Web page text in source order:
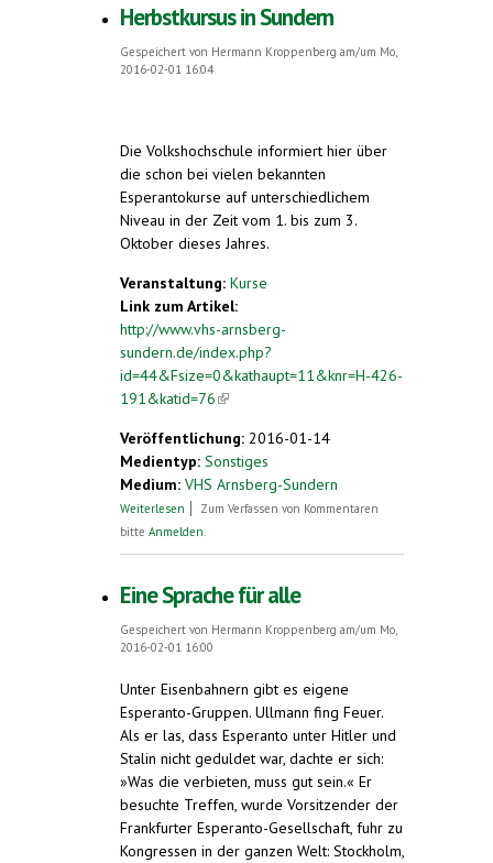
Herbstkursus in Sundern
Gespeichert von Hermann Kroppenberg am/um Mo,
2016-02-01 16:04
Die Volkshochschule informiert hier über
die schon bei vielen bekannten
Esperantokurse auf unterschiedlichem
Niveau in der Zeit vom 1. bis zum 3.
Oktober dieses Jahres.
Veranstaltung: Kurse
Link zum Artikel:
http://www.vhs-arnsberg-
sundern.de/index.php?
id=44&Fsize=0&kathaupt=11&knr=H-426-
191&katid=76(link is external)
Veröffentlichung: 2016-01-14
Medientyp: Sonstiges
Medium: VHS Arnsberg-Sundern
Weiterlesen über Herbstkursus in Sundern
Zum Verfassen von Kommentaren
bitte Anmelden.
Eine Sprache für alle
Gespeichert von Hermann Kroppenberg am/um Mo,
2016-02-01 16:00
Unter Eisenbahnern gibt es eigene
Esperanto-Gruppen. Ullmann fing Feuer.
Als er las, dass Esperanto unter Hitler und
Stalin nicht geduldet war, dachte er sich:
»Was die verbieten, muss gut sein.« Er
besuchte Treffen, wurde Vorsitzender der
Frankfurter Esperanto-Gesellschaft, fuhr zu
Kongressen in der ganzen Welt: Stockholm,